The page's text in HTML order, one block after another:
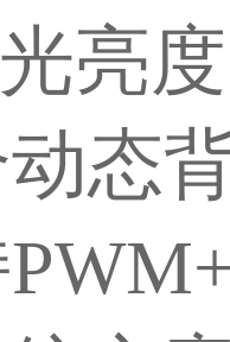
亮
态